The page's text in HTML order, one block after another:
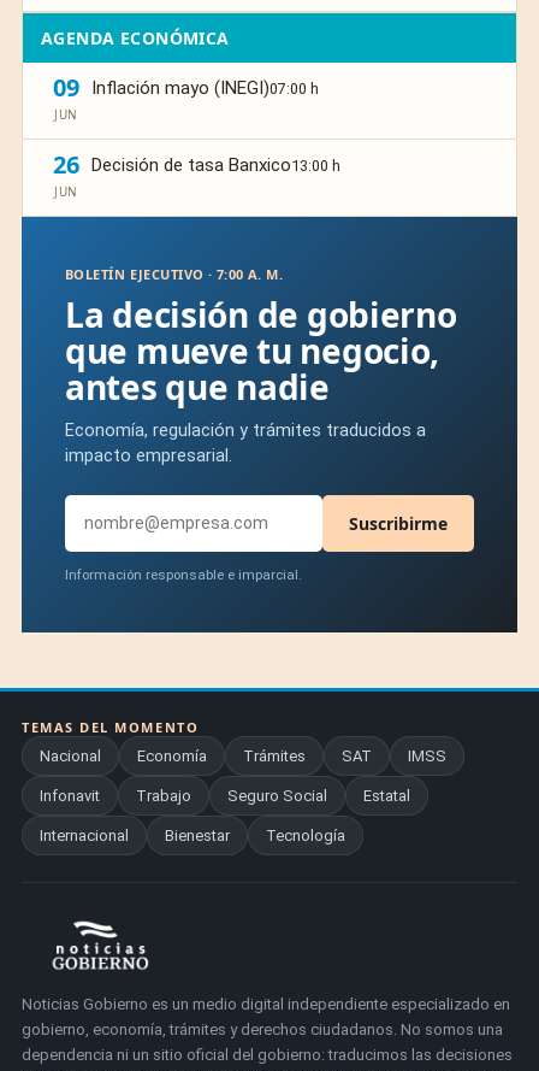
AGENDA ECONÓMICA
09
JUN
Inflación mayo (INEGI)07:00 h
26
JUN
Decisión de tasa Banxico13:00 h
BOLETÍN EJECUTIVO · 7:00 A. M.
La decisión de gobierno
que mueve tu negocio,
antes que nadie
Economía, regulación y trámites traducidos a
impacto empresarial.
Suscribirme
Información responsable e imparcial.
TEMAS DEL MOMENTO
Nacional
Economía Trámites SAT IMSS
Infonavit Trabajo Seguro Social Estatal
Internacional Bienestar Tecnología
Noticias Gobierno es un medio digital independiente especializado en
gobierno, economía, trámites y derechos ciudadanos. No somos una
dependencia ni un sitio oficial del gobierno: traducimos las decisiones